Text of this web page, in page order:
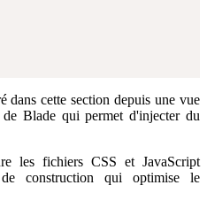
dans cette section depuis une vue
Blade qui permet d'injecter du
les fichiers CSS et JavaScript
construction qui optimise le